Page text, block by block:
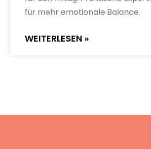
für mehr emotionale Balance.
WEITERLESEN »